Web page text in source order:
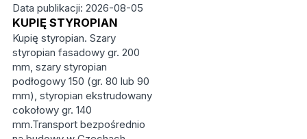
Data publikacji: 2026-08-05
KUPIĘ STYROPIAN
Kupię styropian. Szary
styropian fasadowy gr. 200
mm, szary styropian
podłogowy 150 (gr. 80 lub 90
mm), styropian ekstrudowany
cokołowy gr. 140
mm.Transport bezpośrednio